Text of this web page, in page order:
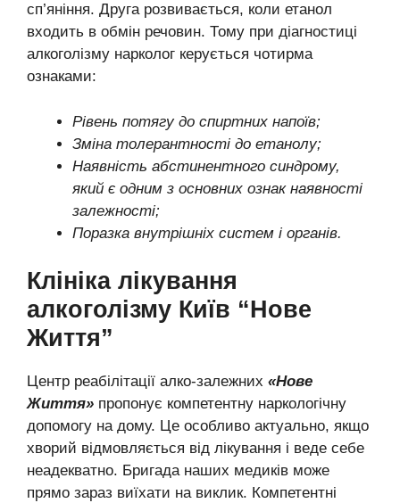
сп’яніння. Друга розвивається, коли етанол
входить в обмін речовин. Тому при діагностиці
алкоголізму нарколог керується чотирма
ознаками:
Рівень потягу до спиртних напоїв;
Зміна толерантності до етанолу;
Наявність абстинентного синдрому,
який є одним з основних ознак наявності
залежності;
Поразка внутрішніх систем і органів.
Клініка лікування
алкоголізму Київ “Нове
Життя”
Центр реабілітації алко-залежних «Нове
Життя» пропонує компетентну наркологічну
допомогу на дому. Це особливо актуально, якщо
хворий відмовляється від лікування і веде себе
неадекватно. Бригада наших медиків може
прямо зараз виїхати на виклик. Компетентні